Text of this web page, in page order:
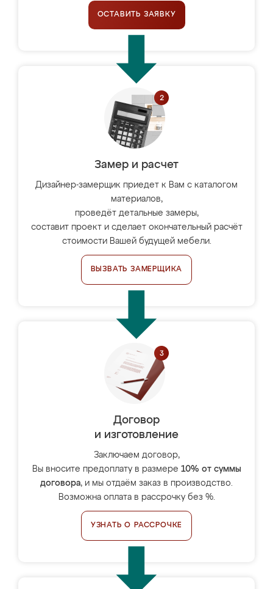
ОСТАВИТЬ ЗАЯВКУ
Замер и расчет
Дизайнер-замерщик приедет к Вам с каталогом
материалов,
проведёт детальные замеры,
составит проект и сделает окончательный расчёт
стоимости Вашей будущей мебели.
ВЫЗВАТЬ ЗАМЕРЩИКА
Договор
и изготовление
Заключаем договор,
Вы вносите предоплату в размере 10% от суммы
договора, и мы отдаём заказ в производство.
Возможна оплата в рассрочку без %.
УЗНАТЬ О РАССРОЧКЕ